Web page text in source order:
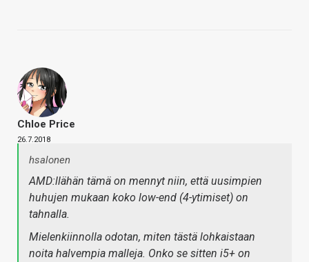
Chloe Price
26.7.2018
hsalonen
AMD:llähän tämä on mennyt niin, että uusimpien
huhujen mukaan koko low-end (4-ytimiset) on
tahnalla.
Mielenkiinnolla odotan, miten tästä lohkaistaan
noita halvempia malleja. Onko se sitten i5+ on